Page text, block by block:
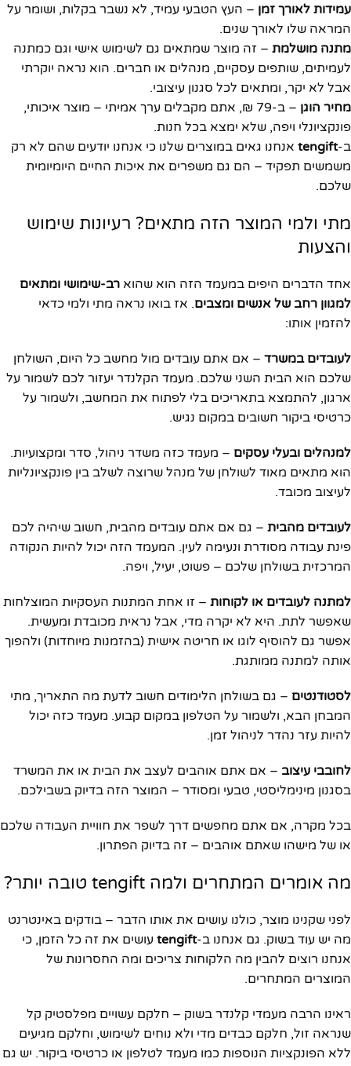
עמידות לאורך זמן – העץ הטבעי עמיד, לא נשבר בקלות, ושומר על
המראה שלו לאורך שנים.
מתנה מושלמת – זה מוצר שמתאים גם לשימוש אישי וגם כמתנה
לעמיתים, שותפים עסקיים, מנהלים או חברים. הוא נראה יוקרתי
אבל לא יקר, ומתאים לכל סגנון עיצובי.
מחיר הוגן
– ב-79 ₪, אתם מקבלים ערך אמיתי – מוצר איכותי,
פונקציונלי ויפה, שלא ימצא בכל חנות.
ב-tengift אנחנו גאים במוצרים שלנו כי אנחנו יודעים שהם לא רק
משמשים תפקיד – הם גם משפרים את איכות החיים היומיומית
שלכם.
מתי ולמי המוצר הזה מתאים? רעיונות שימוש
והצעות
אחד הדברים היפים במעמד הזה הוא שהוא רב-שימושי ומתאים
למגוון רחב של אנשים ומצבים. אז בואו נראה מתי ולמי כדאי
להזמין אותו:
לעובדים במשרד – אם אתם עובדים מול מחשב כל היום, השולחן
שלכם הוא הבית השני שלכם. מעמד הקלנדר יעזור לכם לשמור על
ארגון, להתמצא בתאריכים בלי לפתוח את המחשב, ולשמור על
כרטיסי ביקור חשובים במקום נגיש.
למנהלים ובעלי עסקים – מעמד כזה משדר ניהול, סדר ומקצועיות.
הוא מתאים מאוד לשולחן של מנהל שרוצה לשלב בין פונקציונליות
לעיצוב מכובד.
לעובדים מהבית – גם אם אתם עובדים מהבית, חשוב שיהיה לכם
פינת עבודה מסודרת ונעימה לעין. המעמד הזה יכול להיות הנקודה
המרכזית בשולחן שלכם – פשוט, יעיל, ויפה.
למתנה לעובדים או לקוחות – זו אחת המתנות העסקיות המוצלחות
שאפשר לתת. היא לא יקרה מדי, אבל נראית מכובדת ומעשית.
אפשר גם להוסיף לוגו או חריטה אישית (בהזמנות מיוחדות) ולהפוך
אותה למתנה ממותגת.
לסטודנטים – גם בשולחן הלימודים חשוב לדעת מה התאריך, מתי
המבחן הבא, ולשמור על הטלפון במקום קבוע. מעמד כזה יכול
להיות עזר נהדר לניהול זמן.
לחובבי עיצוב – אם אתם אוהבים לעצב את הבית או את המשרד
בסגנון מינימליסטי, טבעי ומסודר – המוצר הזה בדיוק בשבילכם.
בכל מקרה, אם אתם מחפשים דרך לשפר את חוויית העבודה שלכם
או של מישהו שאתם אוהבים – זה בדיוק הפתרון.
מה אומרים המתחרים ולמה tengift טובה יותר?
לפני שקנינו מוצר, כולנו עושים את אותו הדבר – בודקים באינטרנט
מה יש עוד בשוק. גם אנחנו ב-tengift עושים את זה כל הזמן, כי
אנחנו רוצים להבין מה הלקוחות צריכים ומה החסרונות של
המוצרים המתחרים.
ראינו הרבה מעמדי קלנדר בשוק – חלקם עשויים מפלסטיק קל
שנראה זול, חלקם כבדים מדי ולא נוחים לשימוש, וחלקם מגיעים
ללא הפונקציות הנוספות כמו מעמד לטלפון או כרטיסי ביקור. יש גם